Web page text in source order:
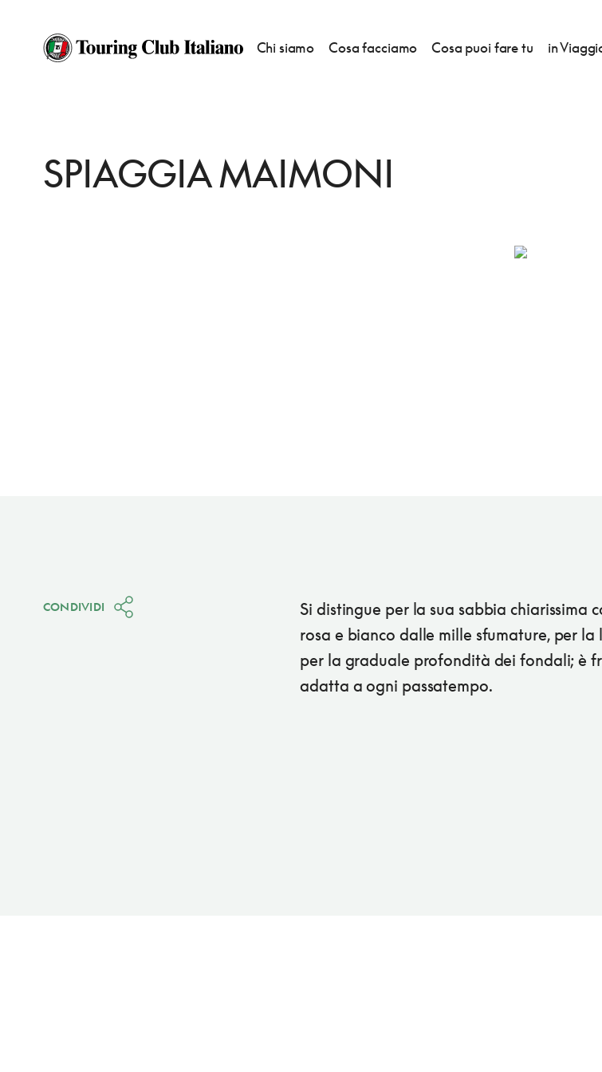
Chi siamo Cosa facciamo Cosa puoi fare tu in
SPIAGGIA MAIMONI
Si distingue per la sua sabbia chiarissima
rosa e bianco dalle mille sfumature, per
per la graduale profondità dei fondali; è
adatta a ogni passatempo.
CONDIVIDI